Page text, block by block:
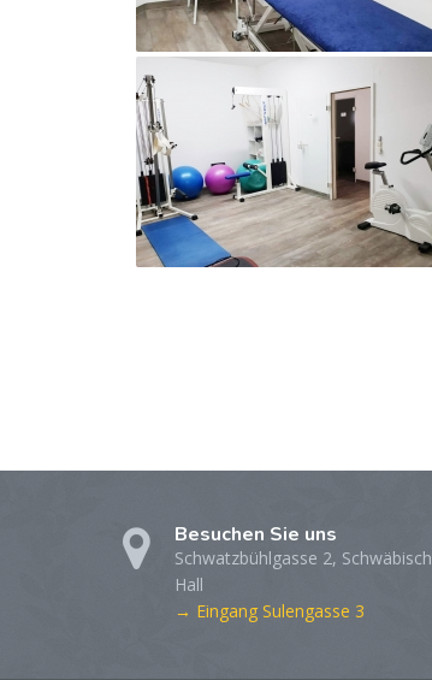
Besuchen Sie uns
Schwatzbühlgasse 2, Schwäbisch
Hall
→ Eingang Sulengasse 3